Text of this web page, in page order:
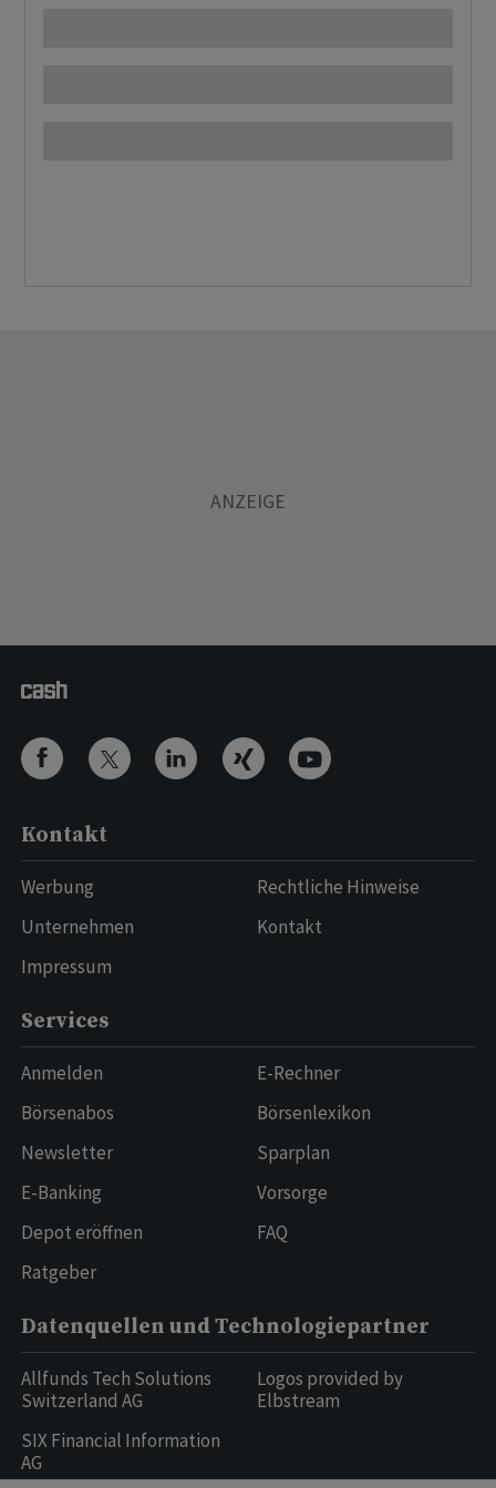
Kontakt
Werbung
Unternehmen
Impressum
Rechtliche Hinweise
Kontakt
Services
Anmelden
Börsenabos
Newsletter
E-Banking
Depot eröffnen
Ratgeber
E-Rechner
Börsenlexikon
Sparplan
Vorsorge
FAQ
Datenquellen und Technologiepartner
Allfunds Tech Solutions
Switzerland AG
SIX Financial Information
AG
Logos provided by
Elbstream